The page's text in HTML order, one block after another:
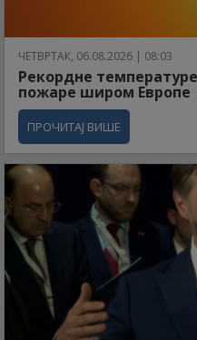
ЧЕТВРТАК, 06.08.2026 | 08:03
Рекордне
пожаре широм Европе
ПРОЧИТАЈ ВИШЕ